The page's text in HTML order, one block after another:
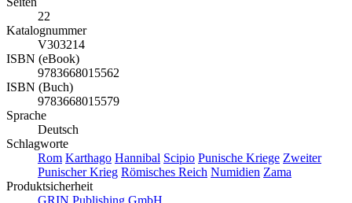
22
Katalognummer
V303214
ISBN (eBook)
9783668015562
ISBN (Buch)
9783668015579
Sprache
Deutsch
Schlagworte
Rom Karthago Hannibal Scipio Punische Kriege Zweiter
Punischer Krieg Römisches Reich Numidien Zama
Produktsicherheit
GRIN Publishing GmbH